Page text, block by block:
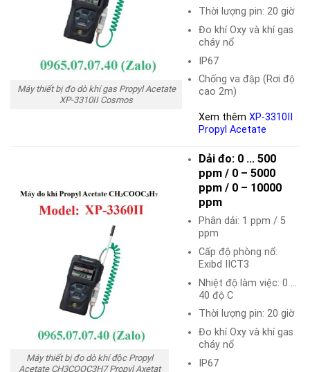
Máy thiết bị đo dò khí gas Propyl Acetate
XP-3310II Cosmos
Thời lượng pin: 20 giờ
Đo khí Oxy và khí gas
cháy nổ
IP67
Chống va đập (Rơi độ
cao 2m)
Xem thêmXP-3310II
Propyl Acetate
Máy thiết bị đo dò khí độc Propyl
Acetate CH3COOC3H7 Propyl Axetat
Dải đo: 0 … 500
ppm / 0 – 5000
ppm / 0 – 10000
ppm
Phân dải: 1 ppm / 5
ppm
Cấp độ phòng nổ:
Exibd IICT3
Nhiệt độ làm việc: 0 …
40 độ C
Thời lượng pin: 20 giờ
Đo khí Oxy và khí gas
cháy nổ
IP67